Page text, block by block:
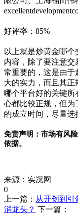
好评率：85%
以上就是炒黄金哪个
内容，除了要注意
常重要的，这是由于
大的实力，而且其
哪个平台好的关键所
心都比较正规，但为
的成立时间，尽量选
免责声明：市场有风
依据。
来源：实况网
0
上一篇： 从开创到引
消龙头？ 下一篇：